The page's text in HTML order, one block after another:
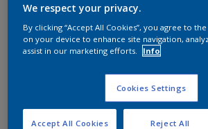
Op dit moment is het niet mogelijk dit
te bestellen. Houd de website in de
We respect your privacy.
By clicking “Accept All Cookies”, you agree to
on your device to enhance site navigation,
assist in our marketing efforts.
Info
Cookies Settings
Reject All
Accept All Cookies